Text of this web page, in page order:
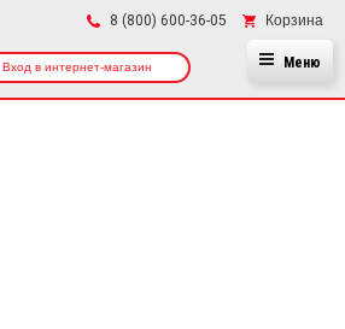
8 (800) 600-36-05 Корзина
Вход в интернет-магазин Меню
×